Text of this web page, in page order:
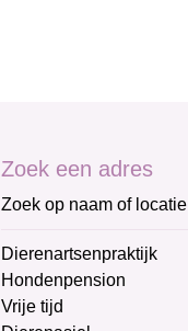
Zoek een adres
Zoek op naam of locatie
Dierenartsenpraktijk
Hondenpension
Vrije tijd